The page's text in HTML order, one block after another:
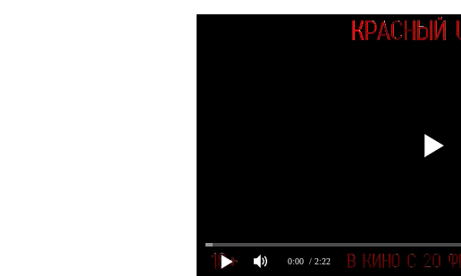
0:00 / 2:22